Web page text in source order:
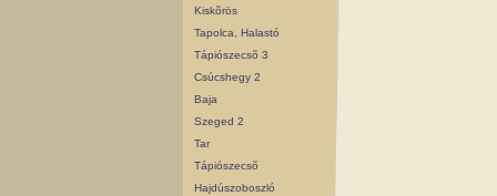
Kiskõrös
Tapolca, Halastó
Tápiószecsõ 3
Csúcshegy 2
Baja
Szeged 2
Tar
Tápiószecsõ
Hajdúszoboszló